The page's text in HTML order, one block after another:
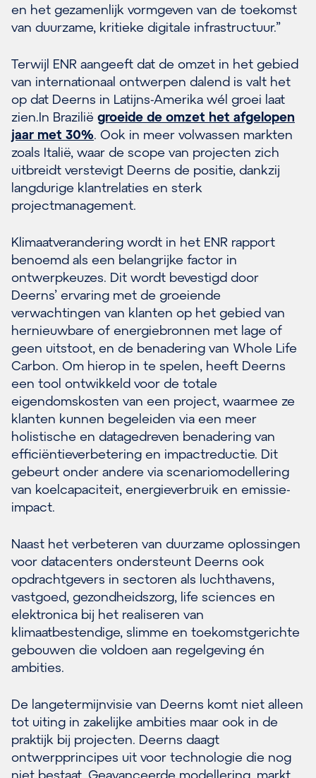
en het gezamenlijk vormgeven van de toekomst
van duurzame, kritieke digitale infrastructuur.”
Terwijl ENR aangeeft dat de omzet in het gebied
van internationaal ontwerpen dalend is valt het
op dat Deerns in Latijns-Amerika wél groei laat
zien.In Brazilië groeide de omzet het afgelopen
jaar met 30%. Ook in meer volwassen markten
zoals Italië, waar de scope van projecten zich
uitbreidt verstevigt Deerns de positie, dankzij
langdurige klantrelaties en sterk
projectmanagement.
Klimaatverandering wordt in het ENR rapport
benoemd als een belangrijke factor in
ontwerpkeuzes. Dit wordt bevestigd door
Deerns’ ervaring met de groeiende
verwachtingen van klanten op het gebied van
hernieuwbare of energiebronnen met lage of
geen uitstoot, en de benadering van Whole Life
Carbon. Om hierop in te spelen, heeft Deerns
een tool ontwikkeld voor de totale
eigendomskosten van een project, waarmee ze
klanten kunnen begeleiden via een meer
holistische en datagedreven benadering van
efficiëntieverbetering en impactreductie. Dit
gebeurt onder andere via scenariomodellering
van koelcapaciteit, energieverbruik en emissie-
impact.
Naast het verbeteren van duurzame oplossingen
voor datacenters ondersteunt Deerns ook
opdrachtgevers in sectoren als luchthavens,
vastgoed, gezondheidszorg, life sciences en
elektronica bij het realiseren van
klimaatbestendige, slimme en toekomstgerichte
gebouwen die voldoen aan regelgeving én
ambities.
De langetermijnvisie van Deerns komt niet alleen
tot uiting in zakelijke ambities maar ook in de
praktijk bij projecten. Deerns daagt
ontwerpprincipes uit voor technologie die nog
niet bestaat. Geavanceerde modellering, markt